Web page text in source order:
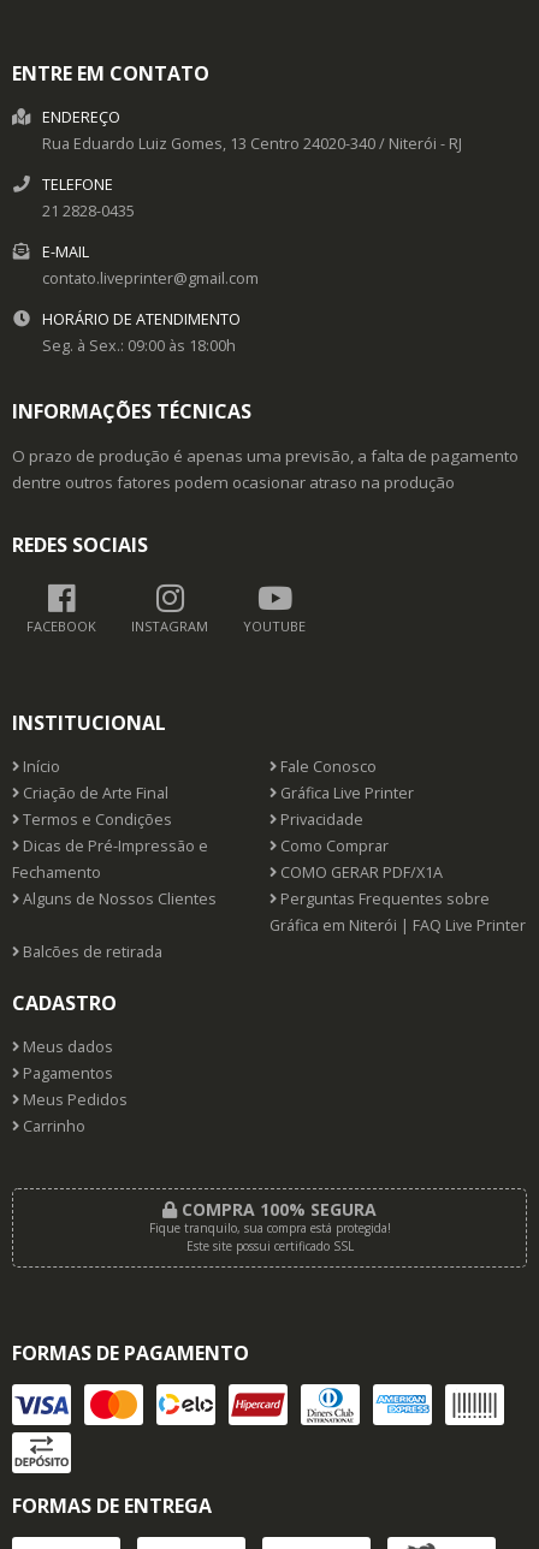
ENTRE EM CONTATO
ENDEREÇO
Rua Eduardo Luiz Gomes, 13 Centro 24020-340/ Niterói - RJ
TELEFONE
21 2828-0435
E-MAIL
contato.liveprinter@gmail.com
HORÁRIO DE ATENDIMENTO
Seg. à Sex.: 09:00 às 18:00h
INFORMAÇÕES TÉCNICAS
O prazo de produção é apenas uma previsão, a falta de pagamento
dentre outros fatores podem ocasionar atraso na produção
REDES SOCIAIS
FACEBOOK INSTAGRAM YOUTUBE
INSTITUCIONAL
Início
Fale Conosco
Criação de Arte Final
Gráfica Live Printer
Termos e Condições
Privacidade
Dicas de Pré-Impressão e
Fechamento
Como Comprar
COMO GERAR PDF/X1A
Alguns de Nossos Clientes
Perguntas Frequentes sobre
Gráfica em Niterói | FAQ Live Printer
Balcões de retirada
CADASTRO
Meus dados
Pagamentos
Meus Pedidos
Carrinho
COMPRA 100% SEGURA
Fique tranquilo, sua compra está protegida!
Este site possui certificado SSL
FORMAS DE PAGAMENTO
FORMAS DE ENTREGA